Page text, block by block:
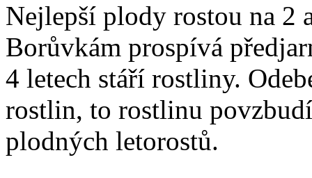
Nejlepší plody rostou na 2
Borůvkám prospívá
4 letech stáří rostliny.
rostlin, to rostlinu
plodných letorostů.